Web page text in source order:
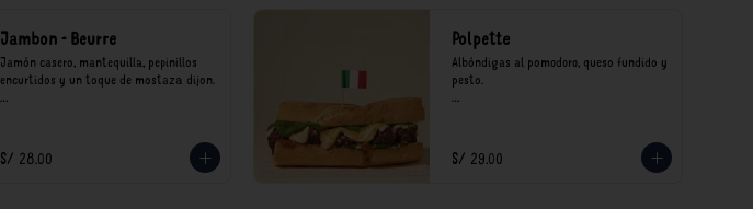
Jambon - Beurre
Jamón casero, mantequilla, pepinillos
encurtidos y un toque de mostaza dijon.
recargo al consumo.
S/ 28.00
Polpette
Albóndigas al pomodoro, queso fundido y
pesto.
recargo al consumo.
S/ 29.00